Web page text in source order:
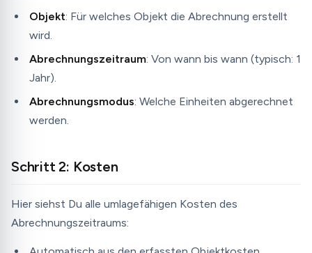
Objekt: Für welches Objekt die Abrechnung erstellt
wird.
Abrechnungszeitraum: Von wann bis wann (typisch: 1
Jahr).
Abrechnungsmodus: Welche Einheiten abgerechnet
werden.
Schritt 2: Kosten
Hier siehst Du alle umlagefähigen Kosten des
Abrechnungszeitraums: